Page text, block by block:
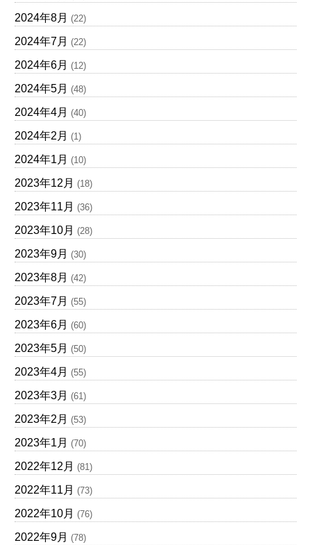
2024年8月 (22)
2024年7月 (22)
2024年6月 (12)
2024年5月 (48)
2024年4月 (40)
2024年2月 (1)
2024年1月 (10)
2023年12月 (18)
2023年11月 (36)
2023年10月 (28)
2023年9月 (30)
2023年8月 (42)
2023年7月 (55)
2023年6月 (60)
2023年5月 (50)
2023年4月 (55)
2023年3月 (61)
2023年2月 (53)
2023年1月 (70)
2022年12月 (81)
2022年11月 (73)
2022年10月 (76)
2022年9月 (78)